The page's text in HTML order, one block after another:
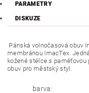
PARAMETRY
DISKUZE
Pánská volnočasová obuv
membránou ImacTex.
kožené stélce s
obuv pro městský styl.
barva: